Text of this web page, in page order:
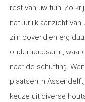
rest van uw tuin. Zo
natuurlijk aanzicht
zijn bovendien erg
onderhoudsarm,
naar de schutting.
plaatsen in
keuze uit diverse